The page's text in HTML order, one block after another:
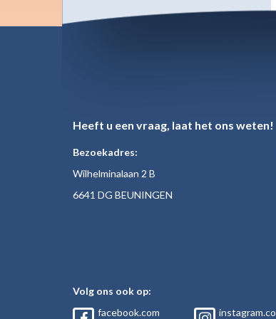
Heeft u een vraag, laat het ons weten!
Bezoekadres:
Wilhelminalaan 2 B
6641 DG BEUNINGEN
Volg ons ook op:
facebook.com